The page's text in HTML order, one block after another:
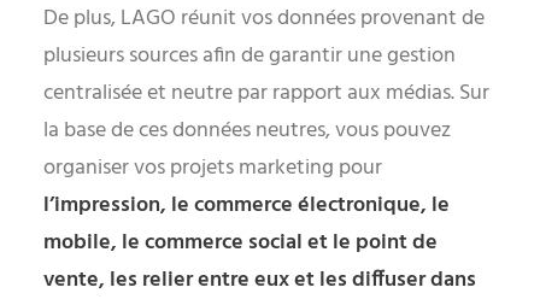
De plus, LAGO réunit vos données provenant de
plusieurs sources afin de garantir une gestion
centralisée et neutre par rapport aux médias. Sur
la base de ces données neutres, vous pouvez
organiser vos projets marketing pour
l’impression, le commerce électronique, le
mobile, le commerce social et le point de
vente, les relier entre eux et les diffuser dans